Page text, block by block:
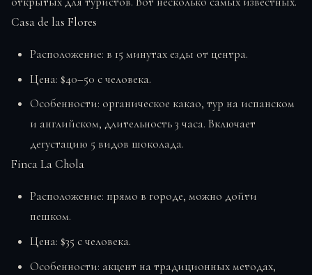
Casa de las Flores
Расположение: в 15 минутах езды от центра.
Цена: $40–50 с человека.
Особенности: органическое какао, тур на испанском
и английском, длительность 3 часа. Включает
дегустацию 5 видов шоколада.
Finca La Chola
Расположение: прямо в городе, можно дойти
пешком.
Цена: $35 с человека.
Особенности: акцент на традиционных методах,